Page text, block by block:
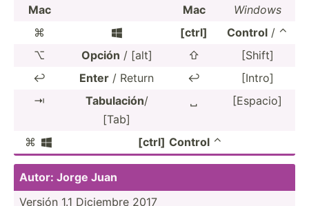
Mac Mac
Windows
⌘
 [ctrl] Control / ⌃
⌥
Opción / [alt] ⇧
[Shift]
↩
Enter / Return ↩
[Intro]
⇥
Tabulación/
[Tab]
[Espacio]
⌘  [ctrl] Control ⌃
Autor: Jorge Juan
Versión 1.1 Diciembre 2017